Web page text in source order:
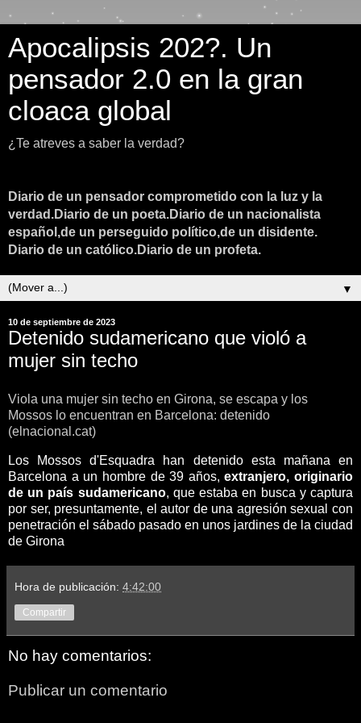
Apocalipsis 202?. Un
pensador 2.0 en la gran
cloaca global
¿Te atreves a saber la verdad?
Diario de un pensador comprometido con la luz y la
verdad.Diario de un poeta.Diario de un nacionalista
español,de un perseguido político,de un disidente.
Diario de un católico.Diario de un profeta.
▼
10 de septiembre de 2023
Detenido sudamericano que violó a
mujer sin techo
Viola una mujer sin techo en Girona, se escapa y los
Mossos lo encuentran en Barcelona: detenido
(elnacional.cat)
Los Mossos d'Esquadra han detenido esta mañana en
Barcelona a un hombre de 39 años,extranjero, originario
de un país sudamericano, que estaba en busca y captura
por ser, presuntamente, el autor de una agresión sexual con
penetración el sábado pasado en unos jardines de la ciudad
de Girona
Hora de publicación: 4:42:00
Compartir
No hay comentarios:
Publicar un comentario